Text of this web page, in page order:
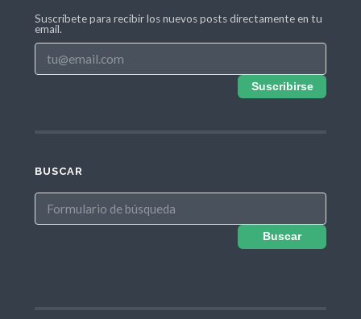
Suscríbete para recibir los nuevos posts directamente en tu
email.
Suscribirse
BUSCAR
Buscar